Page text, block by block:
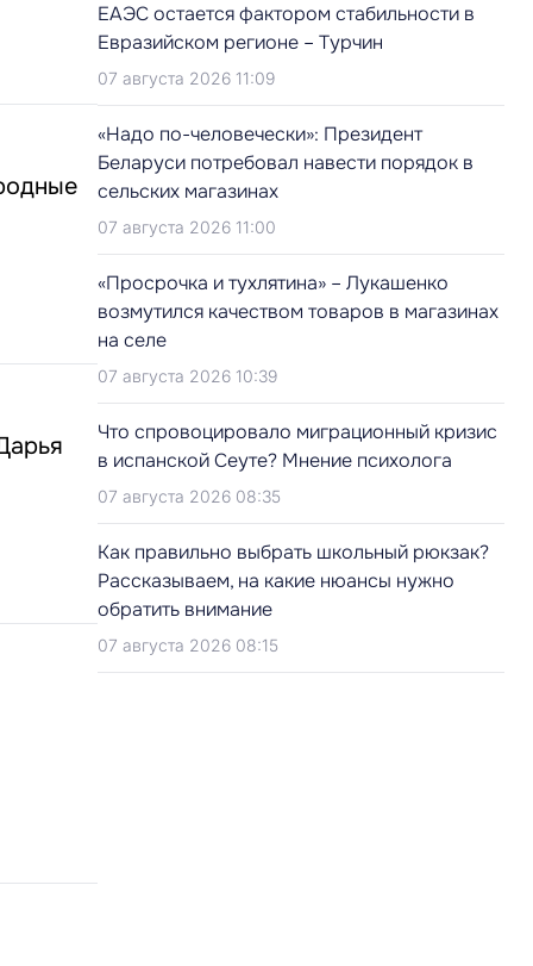
ЕАЭС остается фактором стабильности в
Евразийском регионе – Турчин
07 августа 2026 11:09
«Надо по-человечески»: Президент
Беларуси потребовал навести порядок в
сельских магазинах
07 августа 2026 11:00
«Просрочка и тухлятина» – Лукашенко
возмутился качеством товаров в магазинах
на селе
07 августа 2026 10:39
Что спровоцировало миграционный кризис
в испанской Сеуте? Мнение психолога
07 августа 2026 08:35
Как правильно выбрать школьный рюкзак?
Рассказываем, на какие нюансы нужно
обратить внимание
07 августа 2026 08:15